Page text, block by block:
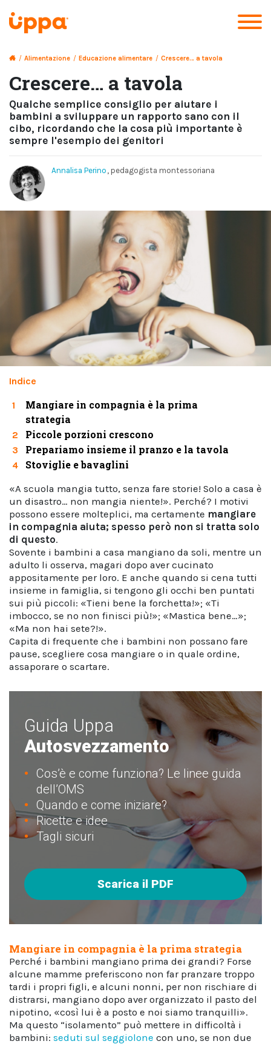
/ Alimentazione / Educazione alimentare / Crescere… a tavola
Crescere… a tavola
Qualche semplice consiglio per aiutare i
bambini a sviluppare un rapporto sano con il
cibo, ricordando che la cosa più importante è
sempre l'esempio dei genitori
Annalisa Perino , pedagogista montessoriana
Indice
1
Mangiare in compagnia è la prima
strategia
2 Piccole porzioni crescono
3 Prepariamo insieme il pranzo e la tavola
4 Stoviglie e bavaglini
«A scuola mangia tutto, senza fare storie! Solo a casa è
un disastro… non mangia niente!». Perché? I motivi
possono essere molteplici, ma certamente mangiare
in compagnia aiuta; spesso però non si tratta solo
di questo.
Sovente i bambini a casa mangiano da soli, mentre un
adulto li osserva, magari dopo aver cucinato
appositamente per loro. E anche quando si cena tutti
insieme in famiglia, si tengono gli occhi ben puntati
sui più piccoli: «Tieni bene la forchetta!»; «Ti
imbocco, se no non finisci più!»; «Mastica bene…»;
«Ma non hai sete?!».
Capita di frequente che i bambini non possano fare
pause, scegliere cosa mangiare o in quale ordine,
assaporare o scartare.
Guida Uppa
Autosvezzamento
Cos’è e come funziona? Le linee guida
dell’OMS
Quando e come iniziare?
Ricette e idee
Tagli sicuri
Scarica il PDF
Mangiare in compagnia è la prima strategia
Perché i bambini mangiano prima dei grandi? Forse
alcune mamme preferiscono non far pranzare troppo
tardi i propri figli, e alcuni nonni, per non rischiare di
distrarsi, mangiano dopo aver organizzato il pasto del
nipotino, «così lui è a posto e noi siamo tranquilli».
Ma questo “isolamento” può mettere in difficoltà i
bambini: seduti sul seggiolone con uno, se non due